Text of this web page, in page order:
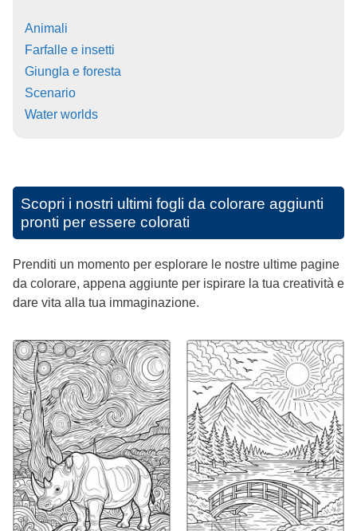
Animali
Farfalle e insetti
Giungla e foresta
Scenario
Water worlds
Scopri i nostri ultimi fogli da colorare aggiunti
pronti per essere colorati
Prenditi un momento per esplorare le nostre ultime pagine
da colorare, appena aggiunte per ispirare la tua creatività e
dare vita alla tua immaginazione.